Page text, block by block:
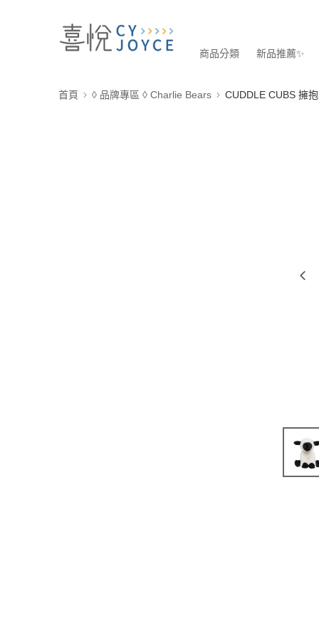
商品分類 新品推薦✨
首頁 ◊ 品牌專區 ◊ Charlie Bears CUDDLE CUBS 擁